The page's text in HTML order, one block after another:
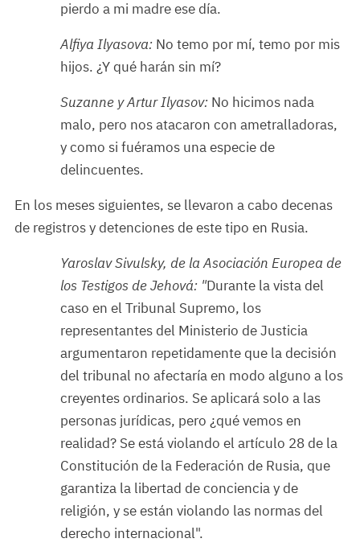
pierdo a mi madre ese día.
Alfiya Ilyasova: No temo por mí, temo por mis
hijos. ¿Y qué harán sin mí?
Suzanne y Artur Ilyasov: No hicimos nada
malo, pero nos atacaron con ametralladoras,
y como si fuéramos una especie de
delincuentes.
En los meses siguientes, se llevaron a cabo decenas
de registros y detenciones de este tipo en Rusia.
Yaroslav Sivulsky, de la Asociación Europea de
los Testigos de Jehová: "Durante la vista del
caso en el Tribunal Supremo, los
representantes del Ministerio de Justicia
argumentaron repetidamente que la decisión
del tribunal no afectaría en modo alguno a los
creyentes ordinarios. Se aplicará solo a las
personas jurídicas, pero ¿qué vemos en
realidad? Se está violando el artículo 28 de la
Constitución de la Federación de Rusia, que
garantiza la libertad de conciencia y de
religión, y se están violando las normas del
derecho internacional".